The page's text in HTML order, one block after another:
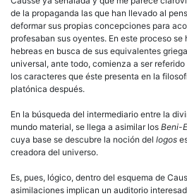
de la propaganda las que han llevado al
deformar sus propias concepciones para
profesaban sus oyentes. En este proceso
hebreas en busca de sus equivalentes
universal, ante todo, comienza a ser
los caracteres que éste presenta en la
platónica después.
En la búsqueda del intermediario entre la
mundo material, se llega a asimilar los Beni-
cuya base se descubre la noción del logos
creadora del universo.
Es, pues, lógico, dentro del esquema de
asimilaciones implican un auditorio